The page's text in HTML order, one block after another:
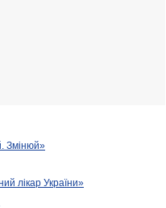
Змінюй»
лікар України»